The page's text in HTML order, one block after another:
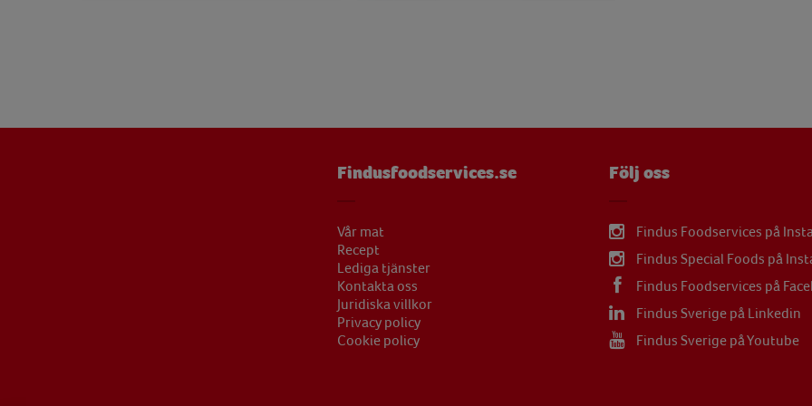
Vitamin D
1,34 µg
Findusfoodservices.se
Vår mat
Recept
Lediga tjänster
Kontakta oss
Juridiska villkor
Privacy policy
Cookie policy
Följ oss
Findus Foodservices på
Findus Special Foods på
Findus Foodservices på
Findus Sverige på Linkedin
Findus Sverige på Youtube